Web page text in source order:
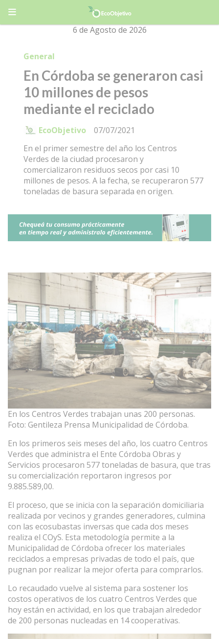
6 de Agosto de 2026
En Córdoba se generaron casi
10 millones de pesos
mediante el reciclado
En el primer semestre del año los Centros
Verdes de la ciudad procesaron y
comercializaron residuos secos por casi 10
millones de pesos. A la fecha, se recuperaron 577
toneladas de basura separada en origen.
General
07/07/2021
EcoObjetivo
En los Centros Verdes trabajan unas 200 personas.
Foto: Gentileza Prensa Municipalidad de Córdoba.
En los primeros seis meses del año, los cuatro Centros
Verdes que administra el Ente Córdoba Obras y
Servicios procesaron 577 toneladas de basura, que tras
su comercialización reportaron ingresos por
9.885.589,00.
El proceso, que se inicia con la separación domiciliaria
realizada por vecinos y grandes generadores, culmina
con las ecosubastas inversas que cada dos meses
realiza el COyS. Esta metodología permite a la
Municipalidad de Córdoba ofrecer los materiales
reciclados a empresas privadas de todo el país, que
pugnan por realizar la mejor oferta para comprarlos.
Lo recaudado vuelve al sistema para sostener los
costos operativos de los cuatro Centros Verdes que
hoy están en actividad, en los que trabajan alrededor
de 200 personas nucleadas en 14 cooperativas.